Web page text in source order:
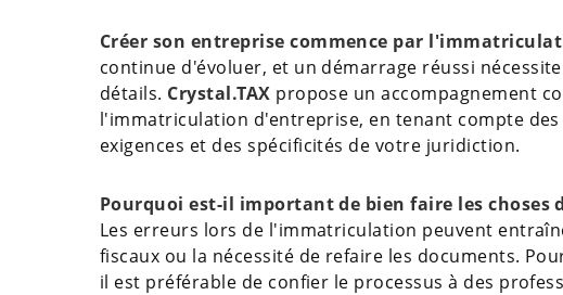
Créer son entreprise commence par
continue d'évoluer, et un démarrage réussi
détails. Crystal.TAX propose un accompagnement
l'immatriculation d'entreprise, en tenant compte
exigences et des spécificités de votre juridiction.
Pourquoi est-il important de bien faire les choses
Les erreurs lors de l'immatriculation peuvent
fiscaux ou la nécessité de refaire les documents.
il est préférable de confier le processus à des